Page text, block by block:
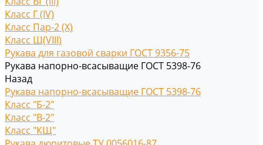
Класс Г (IV)
Класс Пар-2 (X)
Класс Ш(VIII)
Рукава для газовой сварки ГОСТ 9356-75
Рукава напорно-всасыващие ГОСТ 5398-76
Назад
Рукава напорно-всасыващие ГОСТ 5398-76
Класс "Б-2"
Класс "В-2"
Класс "КЩ"